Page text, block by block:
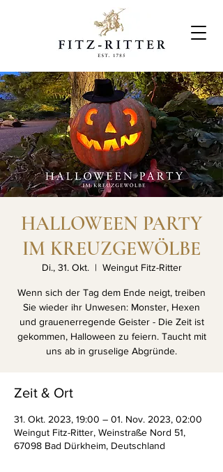
HALLOWEEN PARTY
IM KREUZGEWÖLBE
Di., 31. Okt.
  |
Weingut Fitz-Ritter
Wenn sich der Tag dem Ende neigt, treiben
Sie wieder ihr Unwesen: Monster, Hexen
und grauenerregende Geister - Die Zeit ist
gekommen, Halloween zu feiern. Taucht mit
uns ab in gruselige Abgründe.
Zeit & Ort
31. Okt. 2023, 19:00 – 01. Nov. 2023, 02:00
Weingut Fitz-Ritter, Weinstraße Nord 51,
67098 Bad Dürkheim, Deutschland